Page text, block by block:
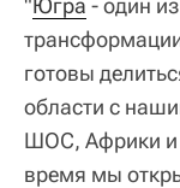
"Югра - один
готовы
области с
ШОС, Африки и
время мы